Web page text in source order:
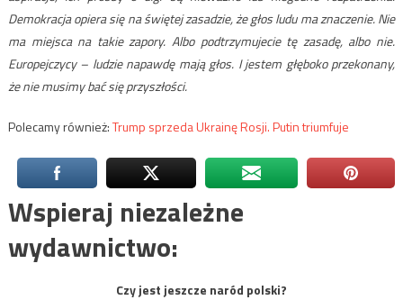
Demokracja opiera się na świętej zasadzie, że głos ludu ma znaczenie. Nie
ma miejsca na takie zapory. Albo podtrzymujecie tę zasadę, albo nie.
Europejczycy – ludzie napawdę mają głos. I jestem głęboko przekonany,
że nie musimy bać się przyszłości.
Polecamy również:Trump sprzeda Ukrainę Rosji. Putin triumfuje
Wspieraj niezależne
wydawnictwo:
Czy jest jeszcze naród polski?